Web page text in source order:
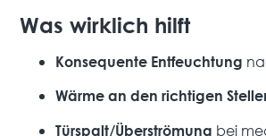
Was wirklich hilft
Konsequente Entfeuchtung
Wärme an den richtigen
Türspalt/Überströmung bei